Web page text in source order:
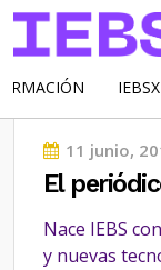
Posted
on
11 junio,
El
Nace IEBS
y nuevas